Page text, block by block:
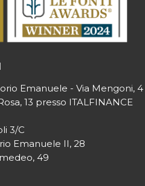
Emanuele - Via Mengoni, 4
13 presso ITALFINANCE
3/C
Emanuele II, 28
49